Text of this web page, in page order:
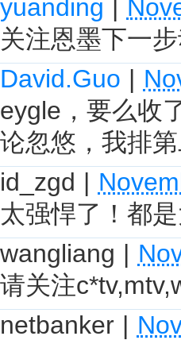
yuanding |
关注恩墨下一
David.Guo |
eygle，要么收
论忽悠，我排
id_zgd |
太强悍了！都是
wangliang |
请关注
netbanker |